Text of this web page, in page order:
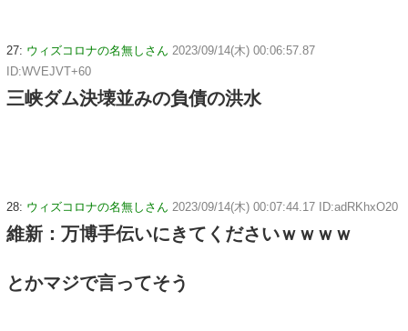
27: ウィズコロナの名無しさん 2023/09/14(木) 00:06:57.87
ID:WVEJVT+60
三峡ダム決壊並みの負債の洪水
28: ウィズコロナの名無しさん 2023/09/14(木) 00:07:44.17 ID:adRKhxO20
維新：万博手伝いにきてくださいｗｗｗｗ
とかマジで言ってそう